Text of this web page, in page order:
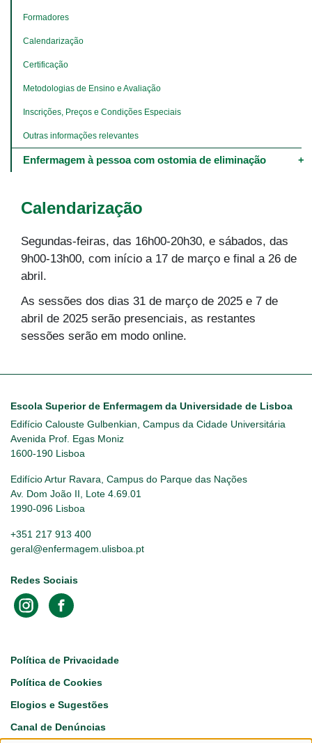
Calendarização
Segundas-feiras, das 16h00-20h30, e sábados, das
9h00-13h00, com início a 17 de março e final a 26 de
abril.
As sessões dos dias 31 de março de 2025 e 7 de
abril de 2025 serão presenciais, as restantes
sessões serão em modo online.
Formadores
Calendarização
Certificação
Metodologias de Ensino e Avaliação
Inscrições, Preços e Condições Especiais
Outras informações relevantes
Enfermagem à pessoa com ostomia de eliminação
Escola Superior de Enfermagem da Universidade de Lisboa
Edifício Calouste Gulbenkian, Campus da Cidade Universitária
Avenida Prof. Egas Moniz
1600-190 Lisboa
Edifício Artur Ravara, Campus do Parque das Nações
Av. Dom João II, Lote 4.69.01
1990-096 Lisboa
+351 217 913 400
geral@enfermagem.ulisboa.pt
Redes Sociais
Footer
Política de Privacidade
Política de Cookies
Elogios e Sugestões
Canal de Denúncias